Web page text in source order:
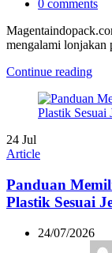
0 comments
mengalami lonjakan
Continue reading
24 Jul
Article
Panduan
Plastik Sesuai
24/07/2026